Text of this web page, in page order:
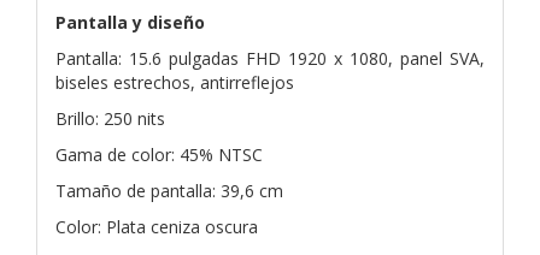
Pantalla y diseño
Pantalla: 15.6 pulgadas FHD 1920 x 1080, panel SVA,
biseles estrechos, antirreflejos
Brillo: 250 nits
Gama de color: 45% NTSC
Tamaño de pantalla: 39,6 cm
Color: Plata ceniza oscura